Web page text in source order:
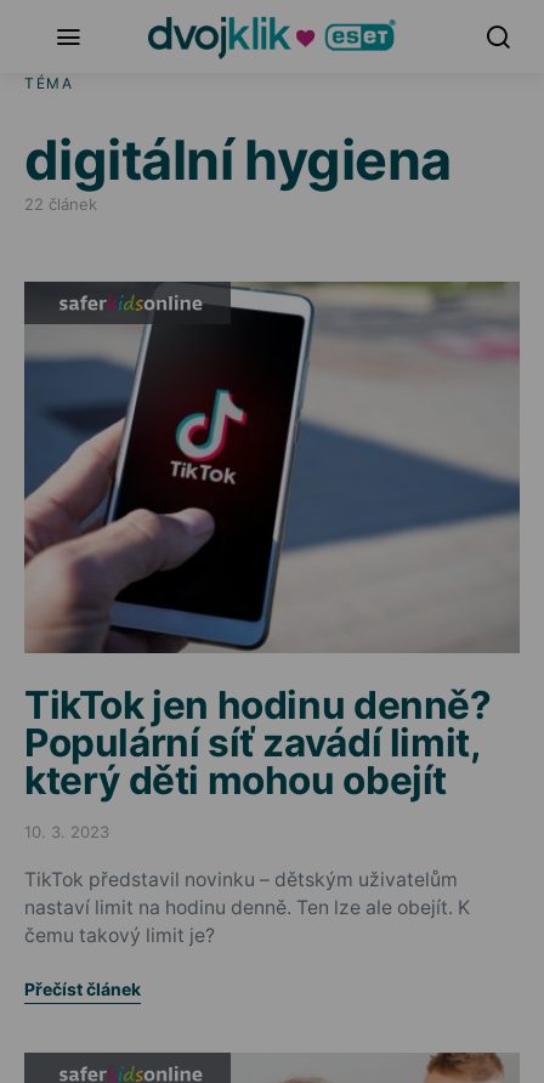
TÉMA
digitální hygiena
22 článek
TikTok jen hodinu denně?
Populární síť zavádí limit,
který děti mohou obejít
Posted on
10. 3. 2023
TikTok představil novinku – dětským uživatelům
nastaví limit na hodinu denně. Ten lze ale obejít. K
čemu takový limit je?
Přečíst článek